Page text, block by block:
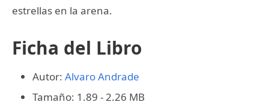
estrellas en la arena.
Ficha del Libro
Autor: Alvaro Andrade
Tamaño: 1.89 - 2.26 MB